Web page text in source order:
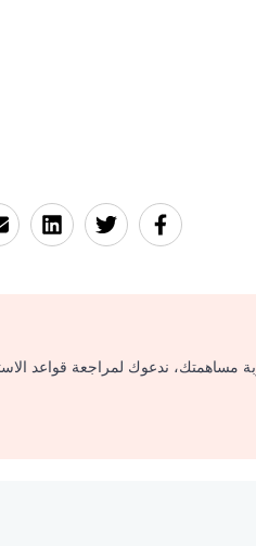
مساهمتك، ندعوك لمراجعة قواعد